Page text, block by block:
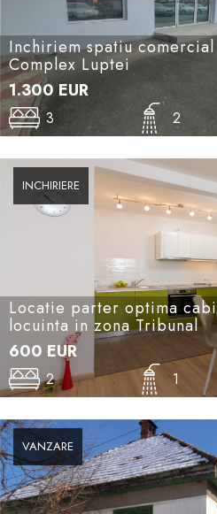
Inchiriem spatiu
Complex Luptei
1.300 EUR
3 2
INCHIRIERE
Locatie parter optima
locuinta in zona Tribunal
600 EUR
2 1
VANZARE